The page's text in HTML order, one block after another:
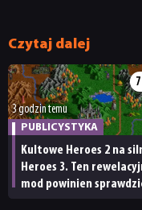
Czytaj dalej
7
3 godzin temu
PUBLICYSTYKA
Kultowe Heroes 2 na
Heroes 3. Ten
mod powinien